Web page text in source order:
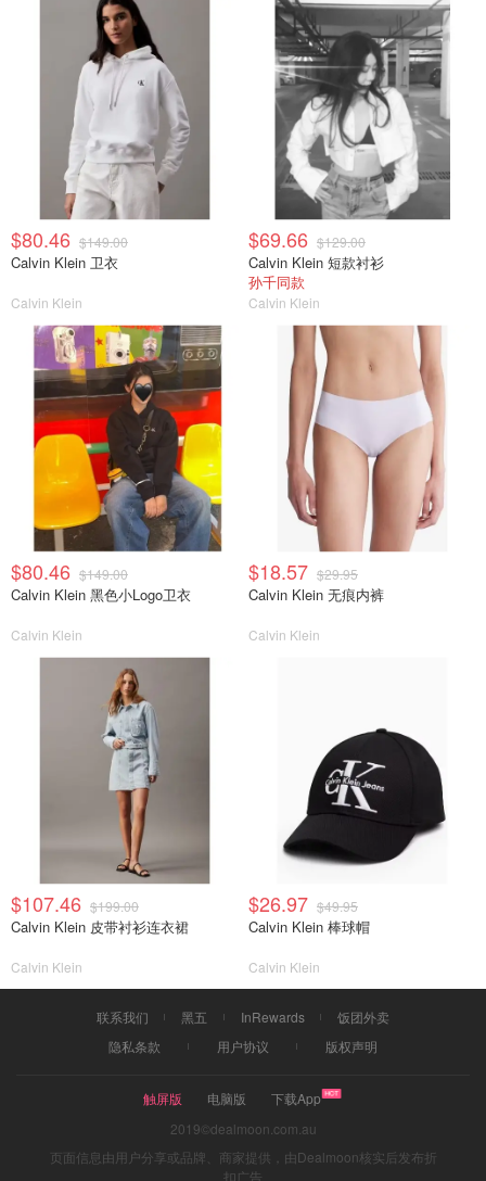
$80.46 $149.00
Calvin Klein 卫衣
Calvin Klein
$69.66 $129.00
Calvin Klein 短款衬衫
孙千同款
Calvin Klein
$80.46 $149.00
Calvin Klein 黑色小Logo卫衣
Calvin Klein
$18.57 $29.95
Calvin Klein 无痕内裤
Calvin Klein
$107.46 $199.00
Calvin Klein 皮带衬衫连衣裙
Calvin Klein
$26.97 $49.95
Calvin Klein 棒球帽
Calvin Klein
联系我们 黑五 InRewards
饭团外卖
隐私条款
用户协议 版权声明
触屏版 电脑版
下载App
2019©dealmoon.com.au
页面信息由用户分享或品牌、商家提供，由Dealmoon核实后发布折
扣广告